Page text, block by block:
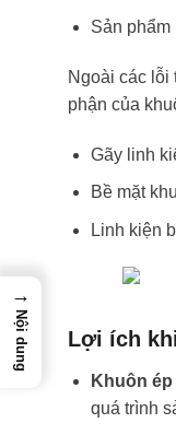
Sản
Ngoài các lỗi
phận của
Gãy linh
Bề mặt
Linh kiện
Lợi ích
Khuôn
quá trình
→
Nội dung